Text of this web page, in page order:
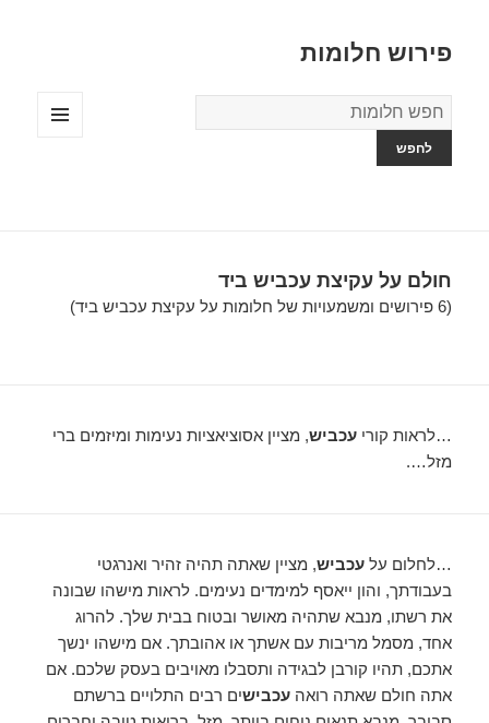
פירוש חלומות
מילון
החלומות
חולם על עקיצת עכביש ביד
(6 פירושים ומשמעויות של חלומות על עקיצת עכביש ביד)
…לראות קוריעכביש, מציין אסוציאציות נעימות ומיזמים ברי
מזל….
…לחלום עלעכביש, מציין שאתה תהיה זהיר ואנרגטי
בעבודתך, והון ייאסף למימדים נעימים. לראות מישהו שבונה
את רשתו, מנבא שתהיה מאושר ובטוח בבית שלך. להרוג
אחד, מסמל מריבות עם אשתך או אהובתך. אם מישהו ינשך
אתכם, תהיו קורבן לבגידה ותסבלו מאויבים בעסק שלכם. אם
אתה חולם שאתה רואהעכבישים רבים התלויים ברשתם